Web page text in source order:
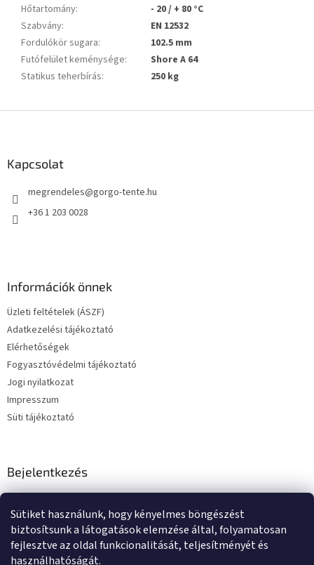
Sütiket használunk, hogy kényelmes böngészést
biztosítsunk a látogatások elemzése által, folyamatosan
fejlesztve az oldal funkcionalitását, teljesítményét és
használhatóságát.
Hőtartomány:
- 20 / + 80 °C
Szabvány:
EN 12532
Fordulókör sugara:
102.5 mm
Futófelület keménysége:
Shore A 64
Statikus teherbírás: 250 kg
Kapcsolat
megrendeles@gorgo-tente.hu
+36 1 203 0028
Információk önnek
Üzleti feltételek (ÁSZF)
Adatkezelési tájékoztató
Elérhetőségek
Fogyasztóvédelmi tájékoztató
Jogi nyilatkozat
Impresszum
Süti tájékoztató
Bejelentkezés
E-mail
Jelszó